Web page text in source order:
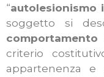
“autolesionismo
soggetto si
comportamento
criterio
appartenenza